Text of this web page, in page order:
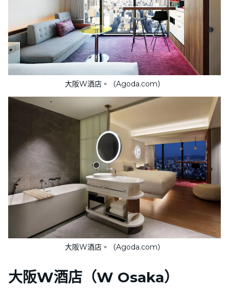
大阪W酒店。（Agoda.com）
大阪W酒店。（Agoda.com）
大阪W酒店 （W Osaka）